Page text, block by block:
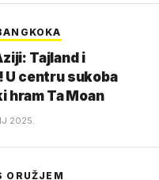
Tajland i
U centru sukoba
hram Ta Moan
2025.
ORUŽJEM